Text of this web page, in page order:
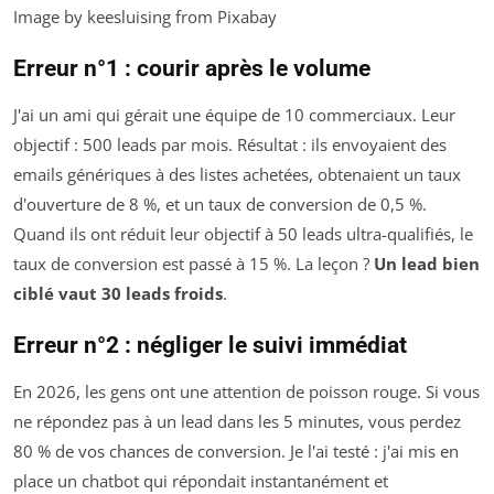
Image by keesluising from Pixabay
Erreur n°1 : courir après le volume
J'ai un ami qui gérait une équipe de 10 commerciaux. Leur
objectif : 500 leads par mois. Résultat : ils envoyaient des
emails génériques à des listes achetées, obtenaient un taux
d'ouverture de 8 %, et un taux de conversion de 0,5 %.
Quand ils ont réduit leur objectif à 50 leads ultra-qualifiés, le
taux de conversion est passé à 15 %. La leçon ? Un lead bien
ciblé vaut 30 leads froids.
Erreur n°2 : négliger le suivi immédiat
En 2026, les gens ont une attention de poisson rouge. Si vous
ne répondez pas à un lead dans les 5 minutes, vous perdez
80 % de vos chances de conversion. Je l'ai testé : j'ai mis en
place un chatbot qui répondait instantanément et